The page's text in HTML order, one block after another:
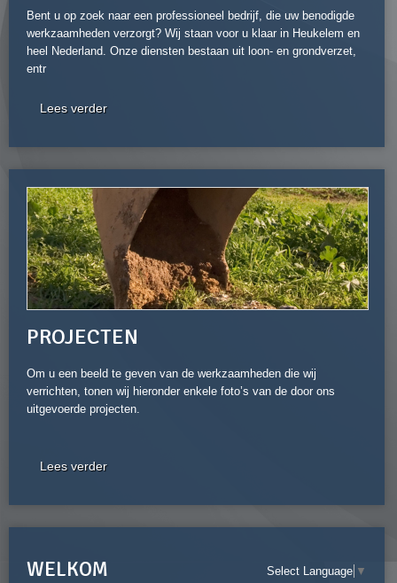
Bent u op zoek naar een professioneel bedrijf, die uw benodigde
werkzaamheden verzorgt? Wij staan voor u klaar in Heukelem en
heel Nederland. Onze diensten bestaan uit loon- en grondverzet,
entr
Lees verder
PROJECTEN
Om u een beeld te geven van de werkzaamheden die wij
verrichten, tonen wij hieronder enkele foto’s van de door ons
uitgevoerde projecten.
Lees verder
Select Language ▼
WELKOM